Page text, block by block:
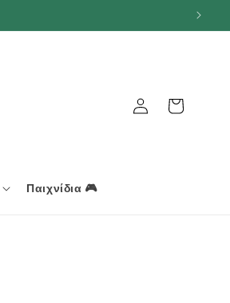
Παιχνίδια 🎮
Σύνδεση Καλάθι